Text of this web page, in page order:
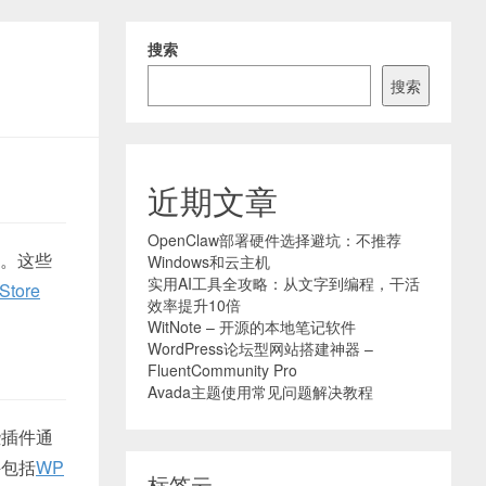
这些
件通
括WP
搜索
搜索
近期文章
OpenClaw部署硬件选择避坑：不推荐
Windows和云主机
实用AI工具全攻略：从文字到编程，干活
效率提升10倍
WitNote – 开源的本地笔记软件
WordPress论坛型网站搭建神器 –
FluentCommunity Pro
Avada主题使用常见问题解决教程